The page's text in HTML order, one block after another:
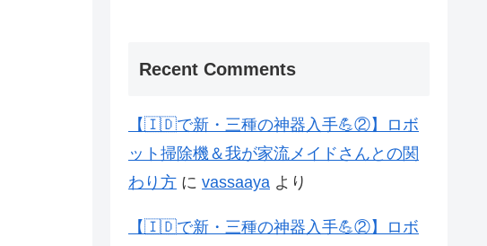
Recent Comments
【🇮🇩で新・三種の神器入手💪②】ロボ
ット掃除機＆我が家流メイドさんとの関
わり方 に vassaaya より
【🇮🇩で新・三種の神器入手💪②】ロボ